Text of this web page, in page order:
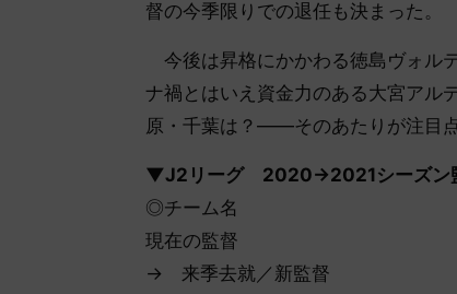
督の今季限りでの退任も決まった。
今後は昇格にかかわる徳島ヴォル
ナ禍とはいえ資金力のある大宮アル
原・千葉は？――そのあたりが注目点
▼J2リーグ 2020→2021シーズン
◎チーム名
現在の監督
→ 来季去就／新監督